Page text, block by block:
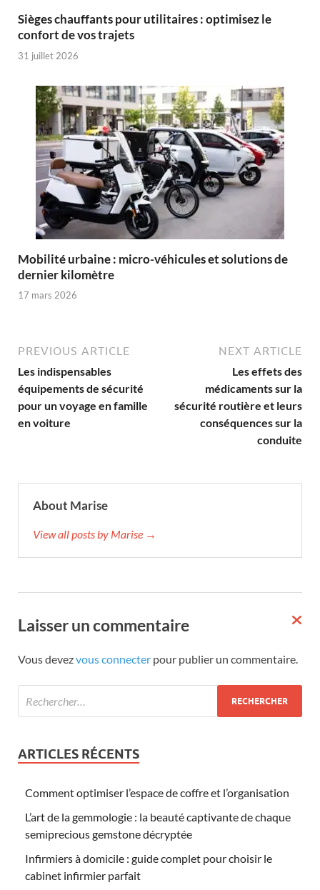
Sièges chauffants pour utilitaires : optimisez le
confort de vos trajets
31 juillet 2026
Mobilité urbaine : micro-véhicules et solutions de
dernier kilomètre
17 mars 2026
PREVIOUS ARTICLE
Les indispensables
équipements de sécurité
pour un voyage en famille
en voiture
NEXT ARTICLE
Les effets des
médicaments sur la
sécurité routière et leurs
conséquences sur la
conduite
About Marise
View all posts by Marise →
Laisser un commentaire
Vous devezvous connecter pour publier un commentaire.
ARTICLES RÉCENTS
Comment optimiser l’espace de coffre et l’organisation
L’art de la gemmologie : la beauté captivante de chaque
semiprecious gemstone décryptée
Infirmiers à domicile : guide complet pour choisir le
cabinet infirmier parfait